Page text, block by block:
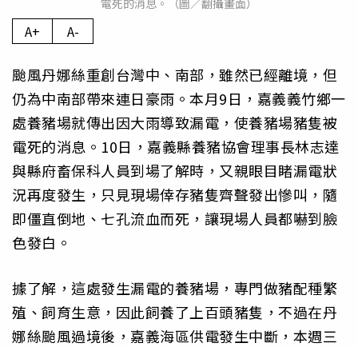
電死的消息。（圖／翻攝畫面）
A+ A-
颱風丹娜絲重創台灣中、南部，雖然已經離境，但
仍為中南部帶來連日豪雨。本月9日，嘉義義竹鄉一
處養豬場就傳出因大雨導致漏電，使養豬場豬隻被
電死的消息。10日，嘉義縣養豬協會理事長林志達
與縣府畜保科人員到場了解時，又親眼目睹漏電狀
況再度發生，只見現場倖存豬隻齊聲發出慘叫，隨
即僵直倒地、七孔流血而死，讓現場人員都嚇到臉
色發白。
據了解，這處發生漏電的養豬場，專門做豬配種繁
殖、飼育生意，因此飼養了上百頭豬隻，不過在丹
娜絲颱風過境後，嘉義海區供電發生中斷，本週三